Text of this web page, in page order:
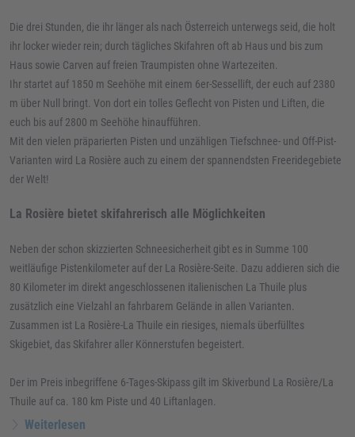
Die drei Stunden, die ihr länger als nach Österreich unterwegs seid, die holt
ihr locker wieder rein; durch tägliches Skifahren oft ab Haus und bis zum
Haus sowie Carven auf freien Traumpisten ohne Wartezeiten.
Ihr startet auf 1850 m Seehöhe mit einem 6er-Sessellift, der euch auf 2380
m über Null bringt. Von dort ein tolles Geflecht von Pisten und Liften, die
euch bis auf 2800 m Seehöhe hinaufführen.
Mit den vielen präparierten Pisten und unzähligen Tiefschnee- und Off-Pist-
Varianten wird La Rosière auch zu einem der spannendsten Freeridegebiete
der Welt!
La Rosière bietet skifahrerisch alle Möglichkeiten
Neben der schon skizzierten Schneesicherheit gibt es in Summe 100
weitläufige Pistenkilometer auf der La Rosière-Seite. Dazu addieren sich die
80 Kilometer im direkt angeschlossenen italienischen La Thuile plus
zusätzlich eine Vielzahl an fahrbarem Gelände in allen Varianten.
Zusammen ist La Rosière-La Thuile ein riesiges, niemals überfülltes
Skigebiet, das Skifahrer aller Könnerstufen begeistert.
Der im Preis inbegriffene 6-Tages-Skipass gilt im Skiverbund La Rosière/La
Thuile auf ca. 180 km Piste und 40 Liftanlagen.
Weiterlesen